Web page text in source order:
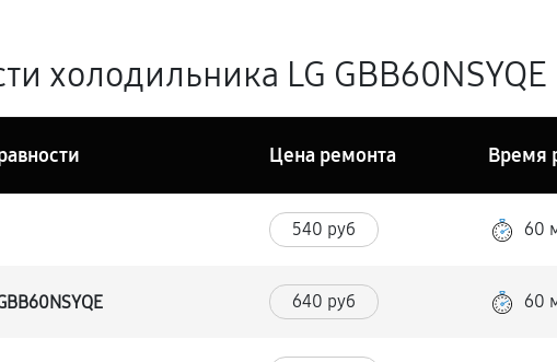
холодильника LG
Цена ремонта Время
540 руб 60
640 руб 60